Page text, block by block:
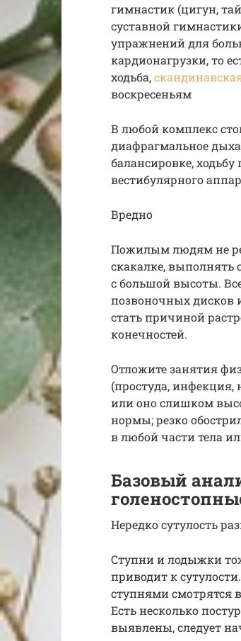
гимнастик (цигун,
суставной
упражнений для
кардионагрузки, то
ходьба,
воскресеньям
В любой комплекс
диафрагмальное
балансировке,
вестибулярного
Вредно
Пожилым людям не
скакалке,
с большой высоты.
позвоночных дисков
стать причиной
конечностей.
Отложите занятия
(простуда, инфекция,
или оно слишком
нормы; резко
в любой части тела
Базовый
Нередко сутулость
Ступни и лодыжки
приводит к
ступнями смотрятся
Есть несколько
выявлены, следует